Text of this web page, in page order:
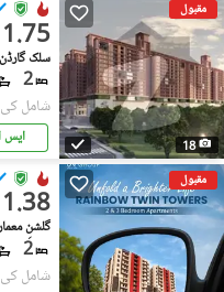
مقبول
18
1.75 کروڑ
سلک
2
شامل کی:0 منٹ
ایس
مقبول
1.38 کروڑ
گلشنِ
2
شامل کی:2 دن